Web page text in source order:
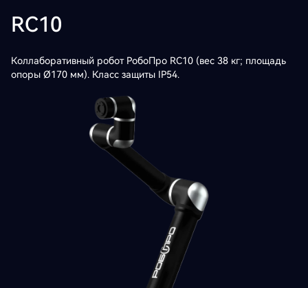
RC10
Коллаборативный робот РобоПро RC10 (вес 38 кг; площадь
опоры Ø170 мм). Класс защиты IP54.